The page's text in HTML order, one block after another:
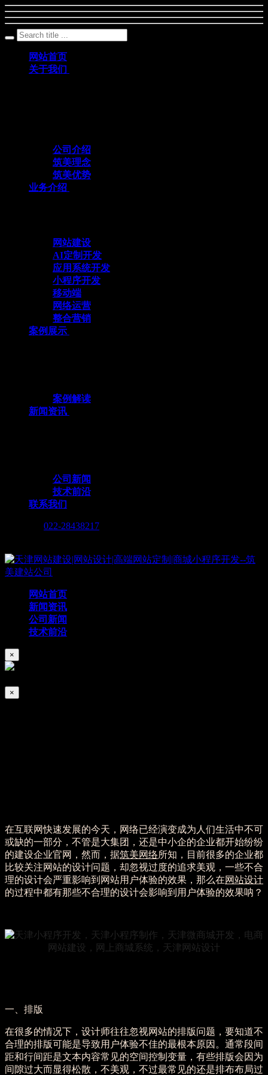
网站首页
关于我们
公司介绍
筑美理念
筑美优势
业务介绍
网站建设
AI定制开发
应用系统开发
小程序开发
移动端
网络运营
整合营销
案例展示
案例解读
新闻资讯
公司新闻
技术前沿
联系我们
022-28438217
网站首页
新闻资讯
公司新闻
技术前沿
×
×
在互联网快速发展的今天，网络已经演变成为人们生活中不可
或缺的一部分，不管是大集团，还是中小企的企业都开始纷纷
的建设企业官网，然而，据筑美网络所知，目前很多的企业都
比较关注网站的设计问题，却忽视过度的追求美观，一些不合
理的设计会严重影响到网站用户体验的效果，那么在网站设计
的过程中都有那些不合理的设计会影响到用户体验的效果呐？
一、排版
在很多的情况下，设计师往往忽视网站的排版问题，要知道不
合理的排版可能是导致用户体验不佳的最根本原因。通常段间
距和行间距是文本内容常见的空间控制变量，有些排版会因为
间隙过大而显得松散，不美观，不过最常见的还是排布布局过